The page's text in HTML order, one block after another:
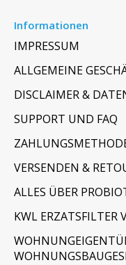
Informationen
IMPRESSUM
ALLGEMEINE
DISCLAIMER &
SUPPORT UND FAQ
VERSENDEN &
ALLES ÜBER
KWL ERZATSFILTER